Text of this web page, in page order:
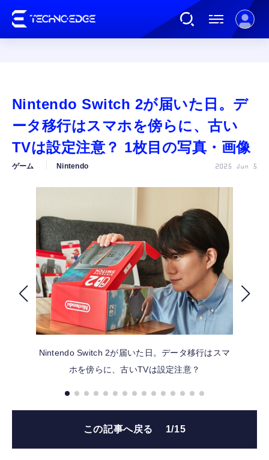
AI
ガジェット
カルチャー
公式ストア
FOLLOW US
Nintendo Switch 2が届いた日。デ
ータ移行はスマホを傍らに、古い
TVは設定注意？ 1枚目の写真・画像
ゲーム Nintendo 2025 Jun 5
Nintendo Switch 2が届いた日。データ移行はスマ
ホを傍らに、古いTVは設定注意？
この記事へ戻る 1/15